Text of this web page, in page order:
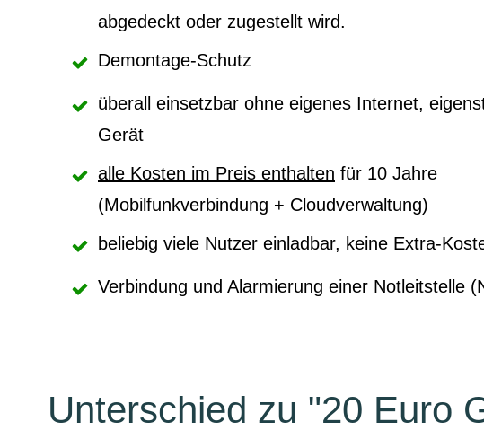
abgedeckt oder zugestellt wird.
Demontage-Schutz
überall einsetzbar ohne eigenes Internet,
Gerät
alle Kosten im Preis enthalten für 10 Jahre
(Mobilfunkverbindung + Cloudverwaltung)
beliebig viele Nutzer einladbar, keine Extra-
Verbindung und Alarmierung einer Notleitstelle
Unterschied zu "20 Euro